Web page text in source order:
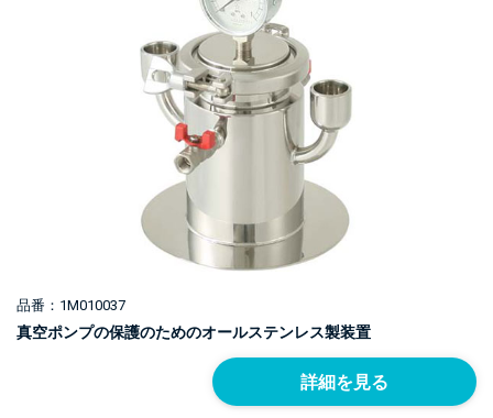
品番：1M010037
真空ポンプの保護のためのオールステンレス製装置
詳細を見る